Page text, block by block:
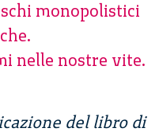
monopolistici
nelle nostre vite.
del libro di